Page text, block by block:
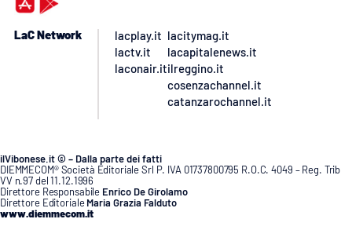
LaC Network
lacplay.it
lactv.it
laconair.it
lacitymag.it
lacapitalenews.it
ilreggino.it
cosenzachannel.it
catanzarochannel.it
ilVibonese.it © – Dalla parte dei fatti
DIEMMECOM® Società Editoriale Srl P. IVA 01737800795 R.O.C. 4049 – Reg. Trib
VV n.97 del 11.12.1996
Direttore Responsabile Enrico De Girolamo
Direttore Editoriale Maria Grazia Falduto
www.diemmecom.it